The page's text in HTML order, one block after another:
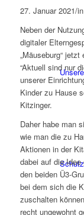
27. Januar 2021/in
Neben der
digitaler
„Mäuseburg“
“Aktuell sind nur
unserer
Kinder zu Hause
Kitzinger.
Daher habe man
wie man die zu
Aktionen in der
dabei auf die
den beiden Ü3-
bei dem sich die
zuschalten
recht ungewohnt